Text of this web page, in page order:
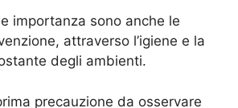
importanza sono anche le
attraverso l’igiene e la
degli ambienti.
precauzione da osservare